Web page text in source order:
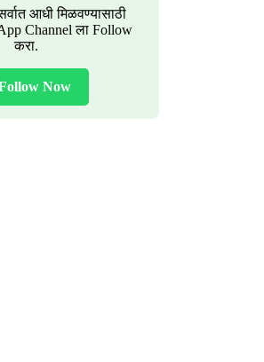
आधी मिळवण्यासाठी
Channel ला Follow
करा.
Now